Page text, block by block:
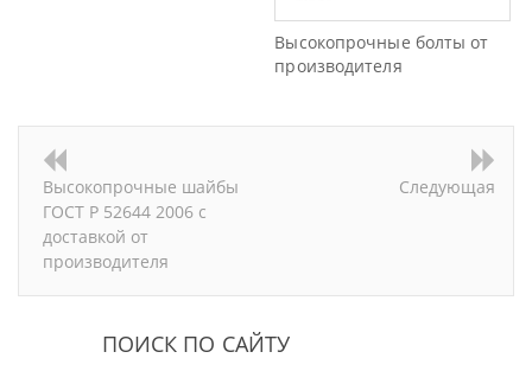
Высокопрочные болты от
производителя
Высокопрочные шайбы
ГОСТ Р 52644 2006 с
доставкой от
производителя
Следующая
ПОИСК ПО САЙТУ